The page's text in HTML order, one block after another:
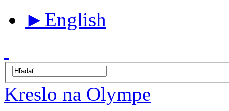
► English
Kreslo na Olympe